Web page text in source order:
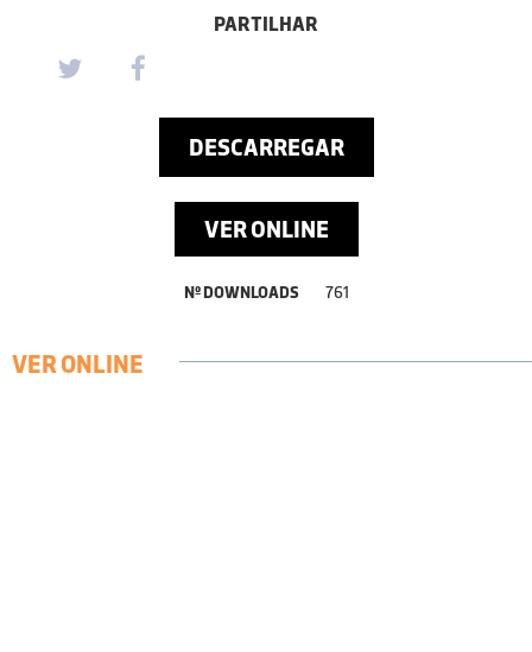
PARTILHAR
DESCARREGAR
VER ONLINE
Nº DOWNLOADS 761
VER ONLINE